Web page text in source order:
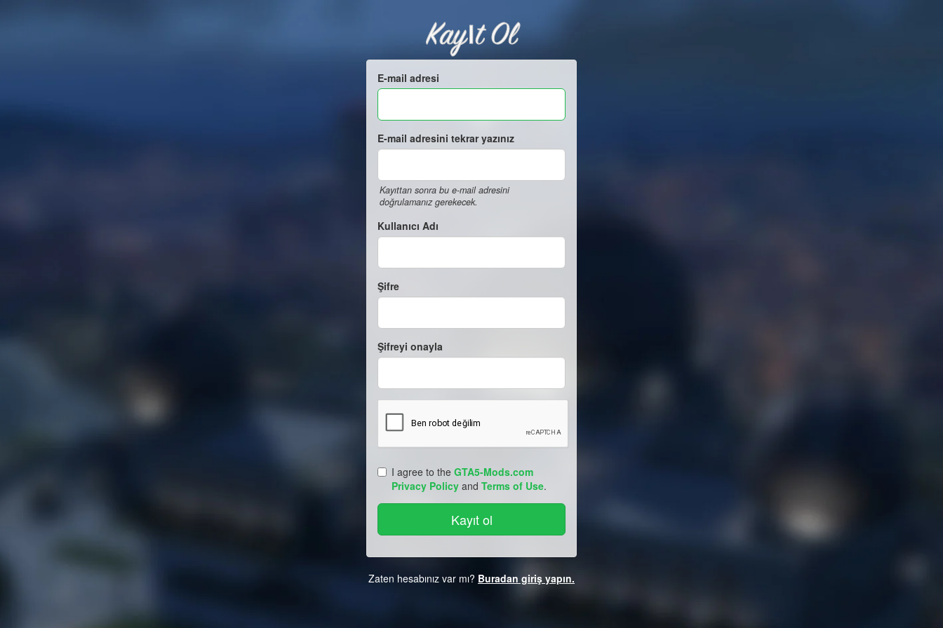
Kayıt Ol
E-mail adresi
E-mail adresini tekrar yazınız
Kayıttan sonra bu e-mail adresini
doğrulamanız gerekecek.
Kullanıcı Adı
Şifre
Şifreyi onayla
I agree to the GTA5-Mods.com
Privacy Policy and Terms of Use.
Zaten hesabınız var mı? Buradan giriş yapın.